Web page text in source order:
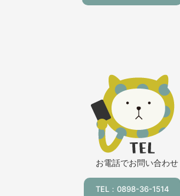
お電話でお問い合わせ
TEL：0898-36-1514